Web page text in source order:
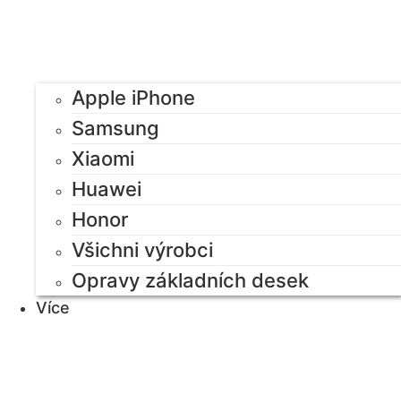
Apple iPhone
Samsung
Xiaomi
Huawei
Honor
Všichni výrobci
Opravy základních desek
Více